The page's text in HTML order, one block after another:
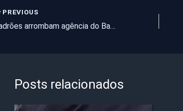
PREVIOUS
Ladrões arrombam agência do Banco do Brasil e furtam armas e dinheiro em Fortaleza
Posts relacionados